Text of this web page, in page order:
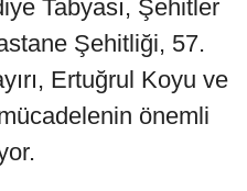
Tabyası, Şehitler
Şehitliği, 57.
Ertuğrul Koyu ve
önemli